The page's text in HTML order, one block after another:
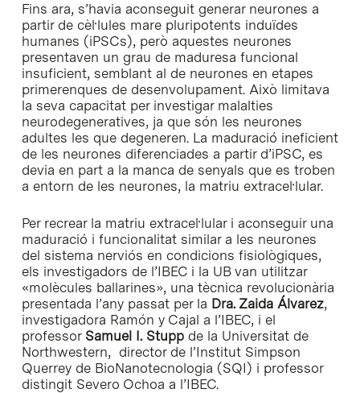
Fins ara, s’havia aconseguit generar neurones a
partir de cèl·lules mare pluripotents induïdes
humanes (iPSCs), però aquestes neurones
presentaven un grau de maduresa funcional
insuficient, semblant al de neurones en etapes
primerenques de desenvolupament. Això limitava
la seva capacitat per investigar malalties
neurodegeneratives, ja que són les neurones
adultes les que degeneren. La maduració ineficient
de les neurones diferenciades a partir d’iPSC, es
devia en part a la manca de senyals que es troben
a entorn de les neurones, la matriu extracel·lular.
Per recrear la matriu extracel·lular i aconseguir una
maduració i funcionalitat similar a les neurones
del sistema nerviós en condicions fisiològiques,
els investigadors de l’IBEC i la UB van utilitzar
«molècules ballarines», una tècnica revolucionària
presentada l’any passat per la Dra. Zaida Álvarez,
investigadora Ramón y Cajal a l’IBEC, i el
professor Samuel I. Stuppde la Universitat de
Northwestern, director de l’Institut Simpson
Querrey de BioNanotecnologia (SQI) i professor
distingit Severo Ochoa a l’IBEC.